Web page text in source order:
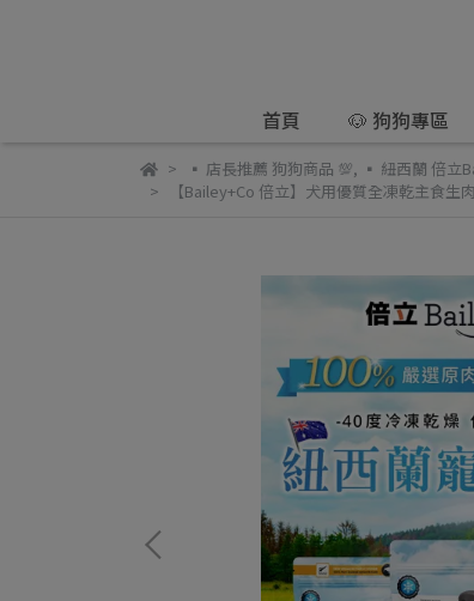
首頁 🐶 狗狗專區
▪️ 店長推薦 狗狗商品 💯, ▪️ 紐西蘭 倍立
【Bailey+Co 倍立】犬用優質全凍乾主食